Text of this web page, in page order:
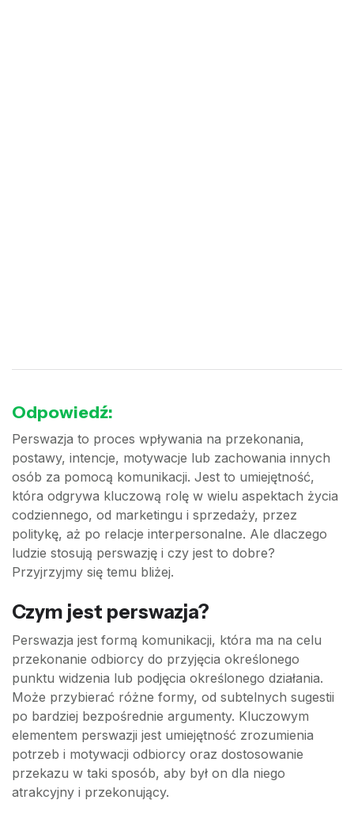
Odpowiedź:
Perswazja to proces wpływania na przekonania,
postawy, intencje, motywacje lub zachowania innych
osób za pomocą komunikacji. Jest to umiejętność,
która odgrywa kluczową rolę w wielu aspektach życia
codziennego, od marketingu i sprzedaży, przez
politykę, aż po relacje interpersonalne. Ale dlaczego
ludzie stosują perswazję i czy jest to dobre?
Przyjrzyjmy się temu bliżej.
Czym jest perswazja?
Perswazja jest formą komunikacji, która ma na celu
przekonanie odbiorcy do przyjęcia określonego
punktu widzenia lub podjęcia określonego działania.
Może przybierać różne formy, od subtelnych sugestii
po bardziej bezpośrednie argumenty. Kluczowym
elementem perswazji jest umiejętność zrozumienia
potrzeb i motywacji odbiorcy oraz dostosowanie
przekazu w taki sposób, aby był on dla niego
atrakcyjny i przekonujący.